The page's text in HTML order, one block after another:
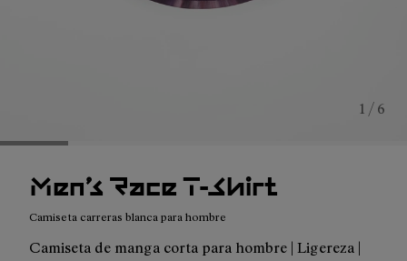
1 / 6
Men’s Race T-Shirt
Camiseta carreras blanca para hombre
Camiseta de manga corta para hombre | Ligereza |